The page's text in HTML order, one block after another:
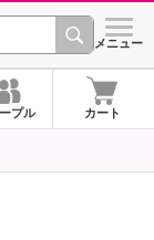
シ
メニュー
プル カート